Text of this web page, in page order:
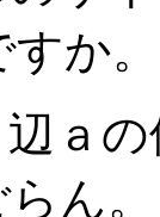
か。
ａ
ん。